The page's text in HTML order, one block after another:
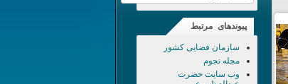
پیوندهای مرتبط
سازمان فضایی کشور
مجله نجوم
وب سایت حضرت